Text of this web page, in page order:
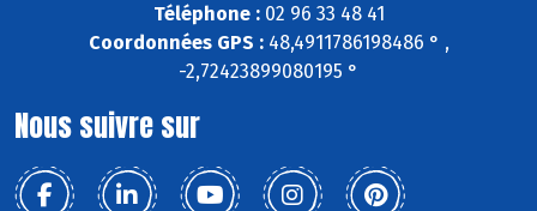
Téléphone :02 96 33 48 41
Coordonnées GPS :48,4911786198486 ° ,
-2,72423899080195 °
Nous suivre sur